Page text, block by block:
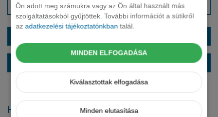
Ön adott meg számukra vagy az Ön által használt más
szolgáltatásokból gyűjtöttek. További információt a sütikről
azadatkezelési tájékoztatónkban talál.
MINDEN ELFOGADÁSA
Kiválasztottak elfogadása
Minden elutasítása
Kérjen visszahívást!
ALAPFELSZERELTSÉG
Hasonló modellek